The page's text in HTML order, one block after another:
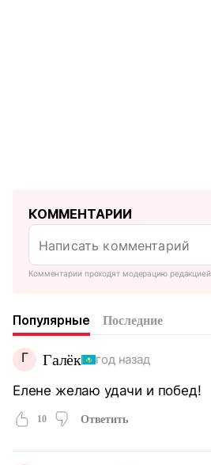
КОММЕНТАРИИ
Комментарии проходят модерацию редакцией
Популярные Последние
Г Галёк год назад
Елене желаю удачи и побед!
10 Ответить